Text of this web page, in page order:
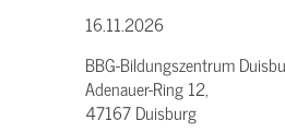
16.11.2026
BBG-Bildungszentrum
Adenauer-Ring 12,
47167 Duisburg